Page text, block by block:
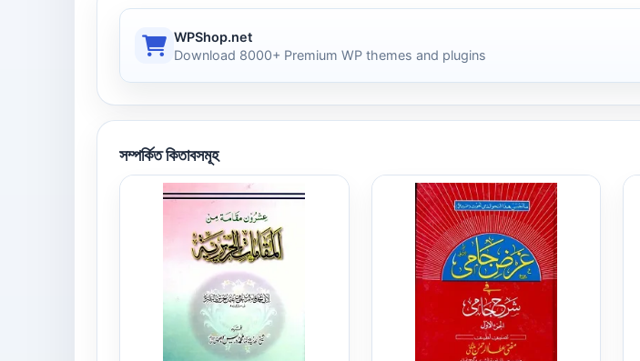
WPShop.net
Download 8000+ Premium WP themes and plugins
সম্পর্কিত কিতাবসমূহ